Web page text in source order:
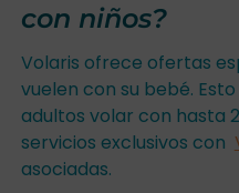
con niños?
Volaris ofrece ofertas
vuelen con su bebé.
adultos volar con hasta
servicios exclusivos con
asociadas.